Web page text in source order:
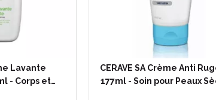
Lavante
- Corps et…
CERAVE SA Crème Anti
177ml - Soin pour Peaux